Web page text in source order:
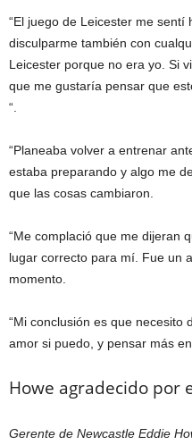
“El juego de Leicester me sentí
disculparme también con
Leicester porque no era yo. Si
que me gustaría pensar que
“.
“Planeaba volver a entrenar
estaba preparando y algo me
que las cosas cambiaron.
“Me complació que me dijeran
lugar correcto para mí. Fue un
momento.
“Mi conclusión es que necesito
amor si puedo, y pensar más
Howe agradecido por
Gerente de Newcastle Eddie